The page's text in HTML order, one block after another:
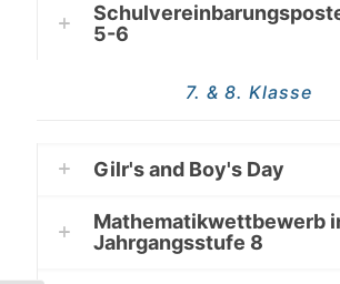
5-6
7. & 8. Klasse
Gilr's and Boy's Day
Mathematikwettbewerb
Jahrgangsstufe 8